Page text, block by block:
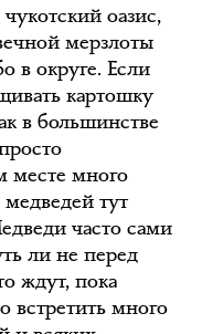
оазис,
мерзлоты
в округе. Если
картошку
в большинстве
месте много
тут
часто сами
ли не перед
ждут, пока
встретить много